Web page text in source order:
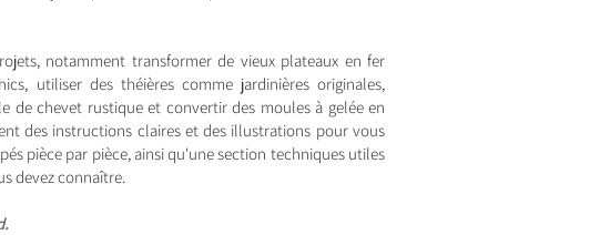
notamment transformer de vieux plateaux en fer
utiliser des théières comme jardinières originales,
de chevet rustique et convertir des moules à gelée en
des instructions claires et des illustrations pour vous
pièce par pièce, ainsi qu'une section techniques utiles
devez connaître.